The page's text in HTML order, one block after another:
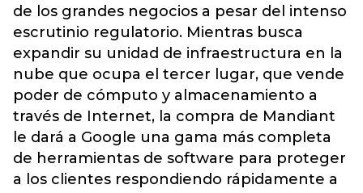
de los grandes negocios a pesar del intenso
escrutinio regulatorio. Mientras busca
expandir su unidad de infraestructura en la
nube que ocupa el tercer lugar, que vende
poder de cómputo y almacenamiento a
través de Internet, la compra de Mandiant
le dará a Google una gama más completa
de herramientas de software para proteger
a los clientes respondiendo rápidamente a